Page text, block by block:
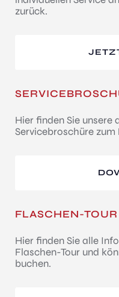
zurück.
Hier finden Sie
Servicebroschüre zum
FLASCHEN-
Hier finden Sie alle
Flaschen-Tour und
buchen.